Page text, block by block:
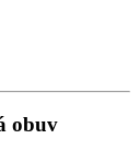
obuv